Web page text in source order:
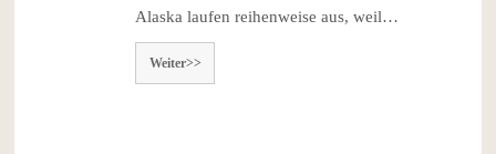
Alaska laufen reihenweise aus, weil…
Weiter>>